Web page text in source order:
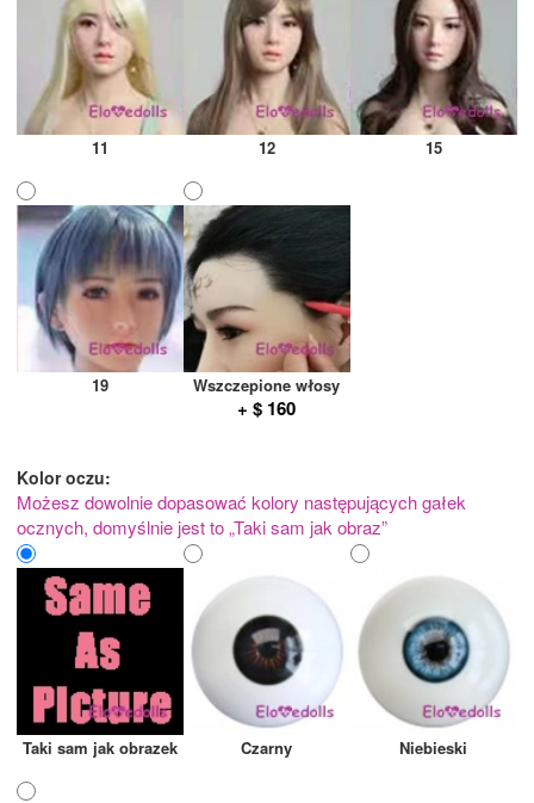
11 12 15
19 Wszczepione włosy
+ $ 160
Kolor oczu:
Możesz dowolnie dopasować kolory następujących gałek
ocznych, domyślnie jest to „Taki sam jak obraz”
Taki sam jak obrazek Czarny Niebieski